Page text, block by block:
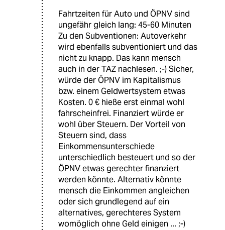
Fahrtzeiten für Auto und ÖPNV sind
ungefähr gleich lang: 45-60 Minuten
Zu den Subventionen: Autoverkehr
wird ebenfalls subventioniert und das
nicht zu knapp. Das kann mensch
auch in der TAZ nachlesen. ;-) Sicher,
würde der ÖPNV im Kapitalismus
bzw. einem Geldwertsystem etwas
Kosten. 0 € hieße erst einmal wohl
fahrscheinfrei. Finanziert würde er
wohl über Steuern. Der Vorteil von
Steuern sind, dass
Einkommensunterschiede
unterschiedlich besteuert und so der
ÖPNV etwas gerechter finanziert
werden könnte. Alternativ könnte
mensch die Einkommen angleichen
oder sich grundlegend auf ein
alternatives, gerechteres System
womöglich ohne Geld einigen ... ;-)